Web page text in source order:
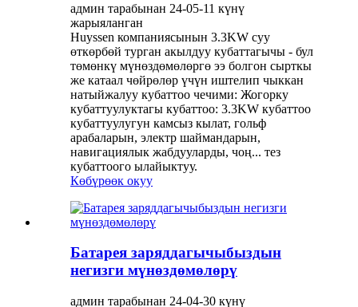
админ тарабынан 24-05-11 күнү
жарыяланган
Huyssen компаниясынын 3.3KW суу
өткөрбөй турган акылдуу кубаттагычы - бул
төмөнкү мүнөздөмөлөргө ээ болгон сырткы
же катаал чөйрөлөр үчүн иштелип чыккан
натыйжалуу кубаттоо чечими: Жогорку
кубаттуулуктагы кубаттоо: 3.3KW кубаттоо
кубаттуулугун камсыз кылат, гольф
арабаларын, электр шаймандарын,
навигациялык жабдууларды, чоң... тез
кубаттоого ылайыктуу.
Көбүрөөк окуу
Батарея заряддагычыбыздын
негизги мүнөздөмөлөрү
админ тарабынан 24-04-30 күнү